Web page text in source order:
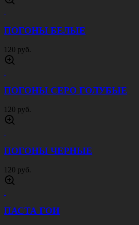
ПОГОНЫ БЕЛЫЕ
120 руб.
ПОГОНЫ СЕРО ГОЛУБЫЕ
120 руб.
ПОГОНЫ ЧЕРНЫЕ
120 руб.
ПАСТА ГОИ